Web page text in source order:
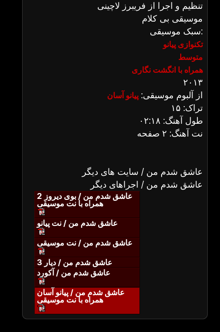
تنظیم و اجرا از فریبرز لاچینی
موسیقی بی کلام
سبک موسیقی:
تکنوازی پیانو
متوسط
همراه با انگشت نگاری
۲۰۱۳
از آلبوم موسیقی: پیانو آسان
تراک: ۱۵
طول آهنگ: ۰۲:۱۸
نت آهنگ: ۲ صفحه
عاشق شدم من / سایت های دیگر
عاشق شدم من / اجراهای دیگر
عاشق شدم من / بوی دیروز 2
همراه با نت موسیقی
عاشق شدم من / نت پیانو
عاشق شدم من / نت موسیقی
عاشق شدم من / دیار 3
عاشق شدم من / آکورد
عاشق شدم من / پیانو آسان
همراه با نت موسیقی